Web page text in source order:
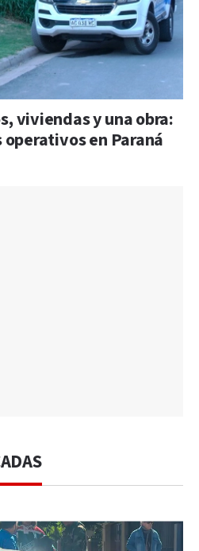
viviendas y una obra:
en Paraná